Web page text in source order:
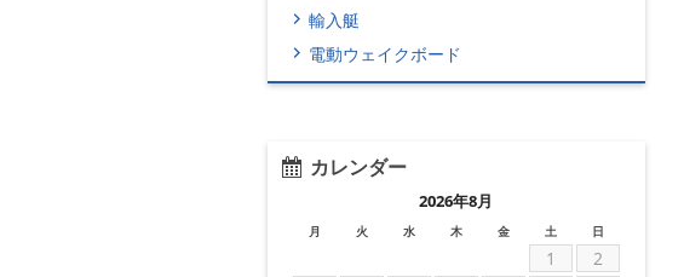
輸入艇
電動ウェイクボード
カレンダー
2026年8月
月 火 水 木 金 土 日
1
2